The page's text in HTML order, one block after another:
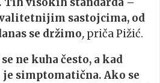
sastojcima, od
se držimo, priča Pižić.
ne kuha često, a kad
je simptomatična. Ako se